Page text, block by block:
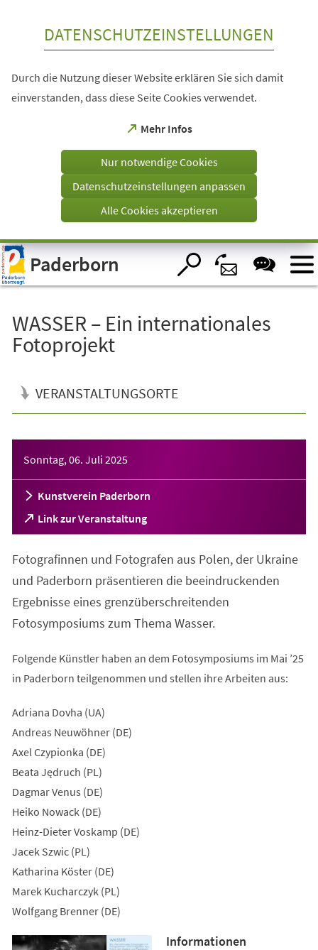
Visuelle
Assistenzsoftware
öffnen.
DATENSCHUTZEINSTELLUNGEN
Durch die Nutzung dieser Website erklären Sie sich damit
einverstanden, dass diese Seite Cookies verwendet.
Mehr Infos
(Öffnet
einem
Tab)
Nur notwendige Cookies
Datenschutzeinstellungen anpassen
Alle Cookies akzeptieren
Paderborn
WASSER – Ein internationales
Fotoprojekt
VERANSTALTUNGSORTE
Sonntag, 06. Juli 2025
Kunstverein Paderborn
Link zur Veranstaltung
(Öffnet
in
neuen
Tab)
Fotografinnen und Fotografen aus Polen, der Ukraine
und Paderborn präsentieren die beeindruckenden
Ergebnisse eines grenzüberschreitenden
Fotosymposiums zum Thema Wasser.
Folgende Künstler haben an dem Fotosymposiums im Mai ’25
in Paderborn teilgenommen und stellen ihre Arbeiten aus:
Adriana Dovha (UA)
Andreas Neuwöhner (DE)
Axel Czypionka (DE)
Beata Jędruch (PL)
Dagmar Venus (DE)
Heiko Nowack (DE)
Heinz-Dieter Voskamp (DE)
Jacek Szwic (PL)
Katharina Köster (DE)
Marek Kucharczyk (PL)
Wolfgang Brenner (DE)
Informationen